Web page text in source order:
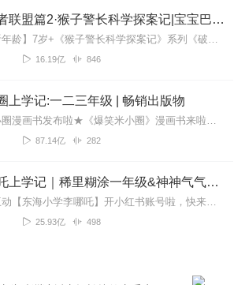
破坏者联盟篇2·猴子警长科学探案记|宝宝巴士故事
【适听年龄】7岁+《猴子警长科学探案记》系列《破坏者联盟篇1·猴子警长科学探案记》>>>《破坏者联盟篇2·猴子警长科学探案记》>>>《破坏者联盟篇3·猴子警长科...
16.19亿 846
上学记:一二三年级 | 畅销出版物
★米小圈漫画书发布啦★《爆笑米小圈》漫画书来啦《米小圈上学记》一二三年级正版广播剧！《米小圈上学记》系列是儿童作家北猫最新创作的儿童小说系列，作品诙谐幽默、好...
87.14亿 282
李哪吒上学记｜稀里糊涂一年级&神神气气二年级
其他互动【东海小学李哪吒】开小红书账号啦，快来关注和李哪吒成为好朋友！有机会免费领儿童会员、官方周边！【点击加入】东海小学广播站圈子，更多互动！李哪吒全新冒险番...
25.93亿 498